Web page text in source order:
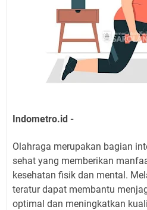
Indometro.id -
Olahraga merupakan bagian
sehat yang memberikan
kesehatan fisik dan mental.
teratur dapat membantu
optimal dan meningkatkan